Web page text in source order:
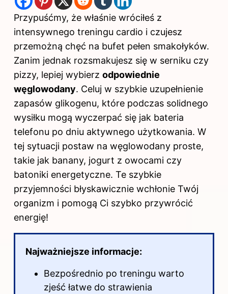
Przypuśćmy, że właśnie wróciłeś z
intensywnego treningu cardio i czujesz
przemożną chęć na bufet pełen smakołyków.
Zanim jednak rozsmakujesz się w serniku czy
pizzy, lepiej wybierz odpowiednie
węglowodany. Celuj w szybkie uzupełnienie
zapasów glikogenu, które podczas solidnego
wysiłku mogą wyczerpać się jak bateria
telefonu po dniu aktywnego użytkowania. W
tej sytuacji postaw na węglowodany proste,
takie jak banany, jogurt z owocami czy
batoniki energetyczne. Te szybkie
przyjemności błyskawicznie wchłonie Twój
organizm i pomogą Ci szybko przywrócić
energię!
Najważniejsze informacje:
Bezpośrednio po treningu warto
zjeść łatwe do strawienia